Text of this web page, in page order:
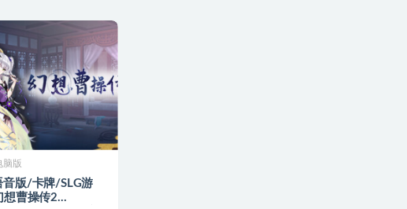
脑版
音版/卡牌/SLG游
曹操传2